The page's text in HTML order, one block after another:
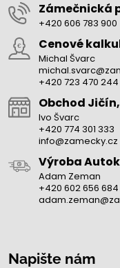
Zámečnická
+420 606 783 900
Cenové
Michal Švarc
+420 723 470 244
Obchod
Ivo Švarc
+420 774 301 333
info@zamecky.cz
Výroba
Adam Zeman
+420 602 656 684
Napište nám